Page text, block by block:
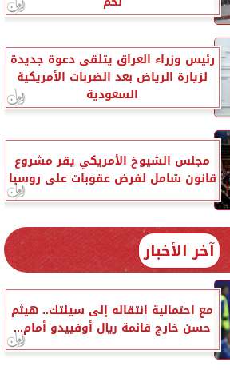
رئيس وزراء العراق يتلقى دعوة جديدة
لزيارة الرياض بعد الضربات الأمريكية
السعودية
مجلس الشيوخ الأمريكي يقر مشروع
قانون شامل لفرض عقوبات على روسيا
آخر الأخبار
مع احتمالية انتقاله إلى سيلتك.. هيثم
حسن خارج قائمة ريال أوفييدو أمام...